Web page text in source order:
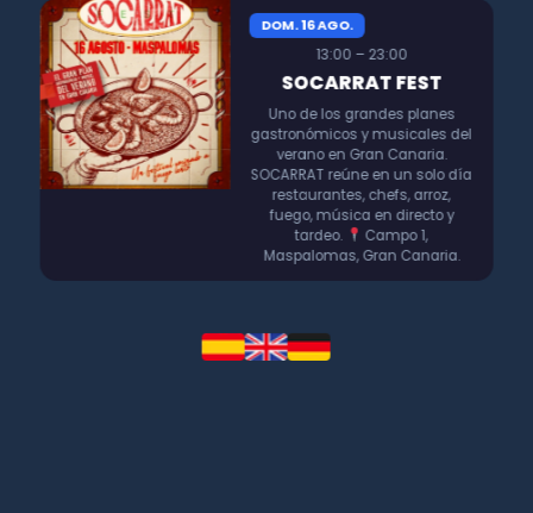
DOM. 16 AGO.
13:00 – 23:00
SOCARRAT FEST
Uno de los grandes planes
gastronómicos y musicales del
verano en Gran Canaria.
SOCARRAT reúne en un solo día
restaurantes, chefs, arroz,
fuego, música en directo y
tardeo.
Campo 1,
Maspalomas, Gran Canaria.